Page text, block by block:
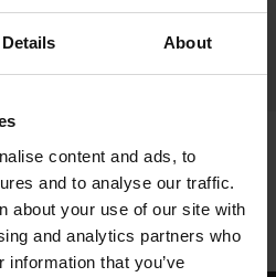
Details About
content and ads, to
and to analyse our traffic.
about your use of our site with
and analytics partners who
that you’ve
Produktkatalog
für